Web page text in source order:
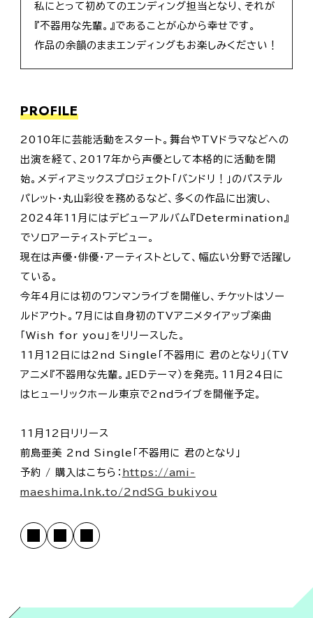
私にとって初めてのエンディング担当となり、それが
『不器用な先輩。』であることが心から幸せです。
作品の余韻のままエンディングもお楽しみください！
PROFILE
2010年に芸能活動をスタート。舞台やTVドラマなどへの
出演を経て、2017年から声優として本格的に活動を開
始。メディアミックスプロジェクト「バンドリ！」のパステル
パレット・丸山彩役を務めるなど、多くの作品に出演し、
2024年11月にはデビューアルバム『Determination』
でソロアーティストデビュー。
現在は声優・俳優・アーティストとして、幅広い分野で活躍し
ている。
今年4月には初のワンマンライブを開催し、チケットはソー
ルドアウト。7月には自身初のTVアニメタイアップ楽曲
「Wish for you」をリリースした。
11月12日には2nd Single「不器用に 君のとなり」（TV
アニメ『不器用な先輩。』EDテーマ）を発売。11月24日に
はヒューリックホール東京で2ndライブを開催予定。
11月12日リリース
前島亜美 2nd Single「不器用に 君のとなり」
予約 / 購入はこちら： https://ami-
maeshima.lnk.to/2ndSG_bukiyou